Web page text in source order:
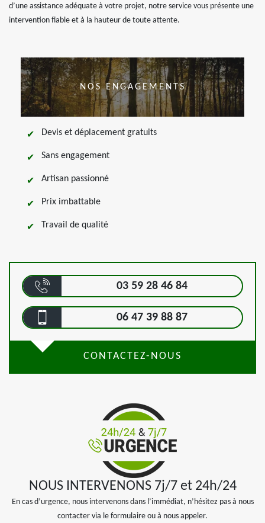
d’une assistance adéquate à votre projet, notre service vous présente une
intervention fiable et à la hauteur de toute attente.
NOS ENGAGEMENTS
Devis et déplacement gratuits
Sans engagement
Artisan passionné
Prix imbattable
Travail de qualité
03 59 28 46 84
06 47 39 88 87
CONTACTEZ-NOUS
NOUS INTERVENONS 7j/7 et 24h/24
En cas d’urgence, nous intervenons dans l’immédiat, n’hésitez pas à nous
contacter via le formulaire ou à nous appeler.